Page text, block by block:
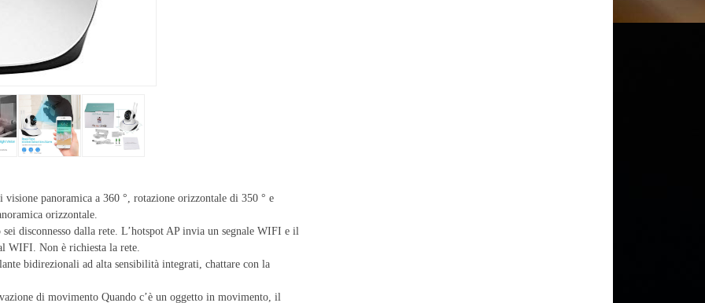
panoramica a 360 °, rotazione orizzontale di 350 ° e
orizzontale.
disconnesso dalla rete. L’hotspot AP invia un segnale WIFI e il
WIFI. Non è richiesta la rete.
bidirezionali ad alta sensibilità integrati, chattare con la
di movimento Quando c’è un oggetto in movimento, il